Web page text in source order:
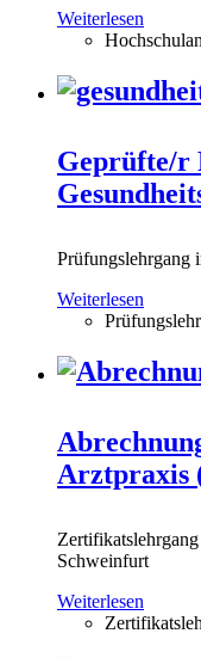
Weiterlesen
Geprüfte/r
Prüfungslehrgang
Weiterlesen
Arztpraxis
Schweinfurt
Weiterlesen